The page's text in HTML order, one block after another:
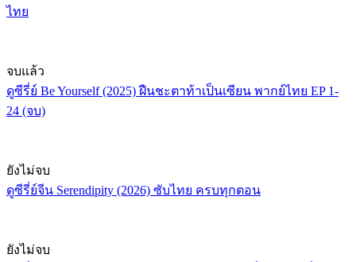
ไทย
จบแล้ว
ดูซีรี่ย์ Be Yourself (2025) ฝืนชะตาท้าเป็นเซียน พากย์ไทย EP 1-
24 (จบ)
ยังไม่จบ
ดูซีรี่ย์จีน Serendipity (2026) ซับไทย ครบทุกตอน
ยังไม่จบ